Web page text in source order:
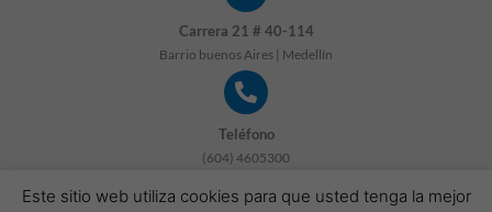
Carrera 21 # 40-114
Barrio buenos Aires | Medellín
Teléfono
(604) 4605300
Este sitio web utiliza cookies para que usted tenga la mejor